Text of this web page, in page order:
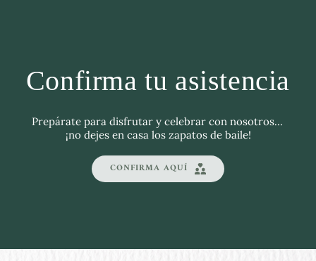
Confirma tu asistencia
Prepárate para disfrutar y celebrar con nosotros…
¡no dejes en casa los zapatos de baile!
CONFIRMA AQUÍ